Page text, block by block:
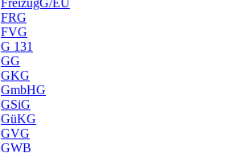
FRG
FVG
G 131
GG
GKG
GmbHG
GSiG
GüKG
GVG
GWB